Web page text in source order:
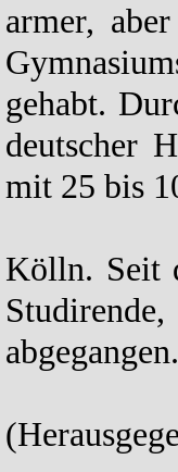
armer,
gehabt.
deutscher
mit 25 bis
Kölln. Seit
abgegangen.